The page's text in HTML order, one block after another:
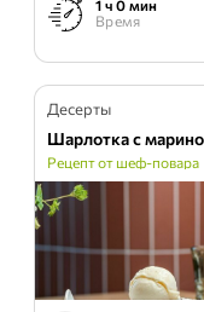
1 ч 0 мин
Время
Десерты
Рецепт от шеф-повара